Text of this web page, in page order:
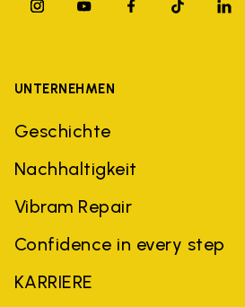
UNTERNEHMEN
Geschichte
Nachhaltigkeit
Vibram Repair
Confidence in every step
KARRIERE